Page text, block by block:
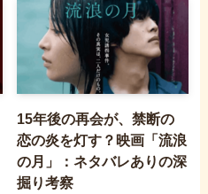
15年後の再会が、禁断の
恋の炎を灯す？映画「流浪
の月」：ネタバレありの深
掘り考察